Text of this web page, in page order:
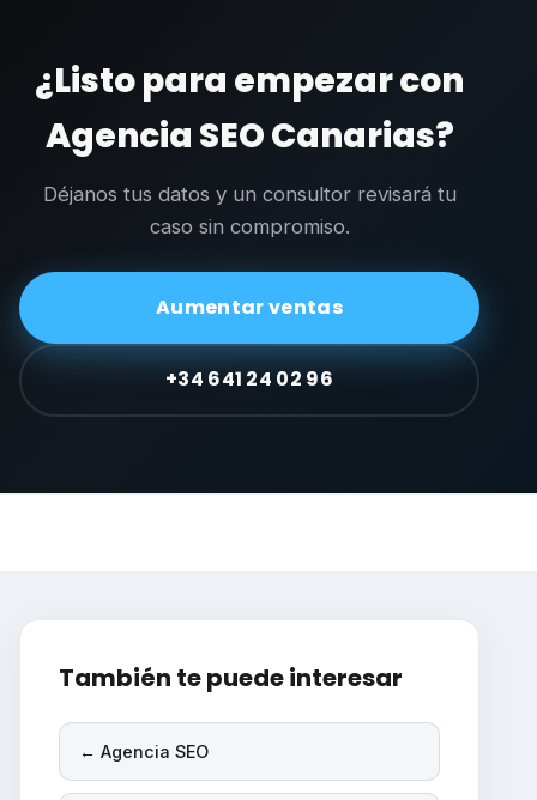
¿Listo para empezar con
Agencia SEO Canarias?
Déjanos tus datos y un consultor revisará tu
caso sin compromiso.
Aumentar ventas
+34 641 24 02 96
También te puede interesar
← Agencia SEO